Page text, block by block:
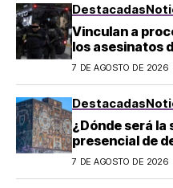
Destacadas
Vinculan a
los asesinatos
Márquez
7 DE AGOSTO DE 2026
Destacadas
¿Dónde será la
presencial de
Oaxaca y
7 DE AGOSTO DE 2026